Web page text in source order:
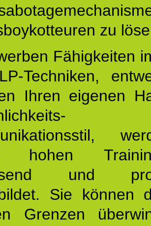
zu
Fähigkeiten
Techniken,
Ihren eigenen
hohen
und
Sie können
Grenzen